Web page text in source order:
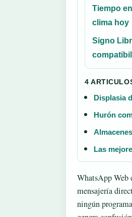
Tiempo
clima hoy
Signo
4
Displasia
Hurón
Las
WhatsApp Web
mensajería
ningún